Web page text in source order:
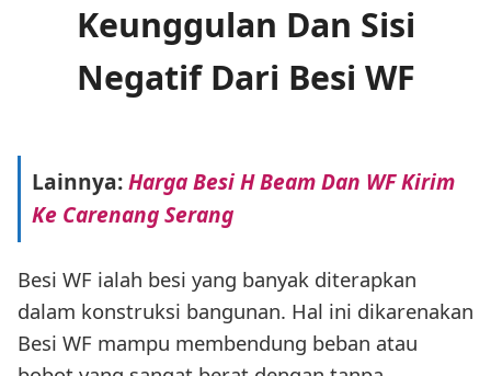
Keunggulan Dan Sisi
Negatif Dari Besi WF
Lainnya:Harga Besi H Beam Dan WF Kirim
Ke Carenang Serang
Besi WF ialah besi yang banyak diterapkan
dalam konstruksi bangunan. Hal ini dikarenakan
Besi WF mampu membendung beban atau